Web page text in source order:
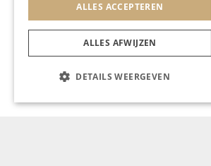
ALLES ACCEPTEREN
ALLES AFWIJZEN
DETAILS WEERGEVEN